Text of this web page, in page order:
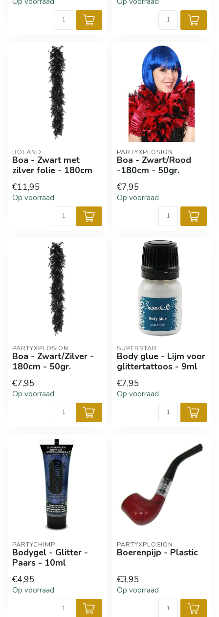
BOLAND
Boa - Zwart met
zilver folie - 180cm
€11,95
Op voorraad
PARTYXPLOSION
Boa - Zwart/Rood
-180cm - 50gr.
€7,95
Op voorraad
PARTYXPLOSION
Boa - Zwart/Zilver -
180cm - 50gr.
€7,95
Op voorraad
SUPERSTAR
Body glue - Lijm voor
glittertattoos - 9ml
€7,95
Op voorraad
PARTYCHIMP
Bodygel - Glitter -
Paars - 10ml
€4,95
Op voorraad
PARTYXPLOSION
Boerenpijp - Plastic
€3,95
Op voorraad